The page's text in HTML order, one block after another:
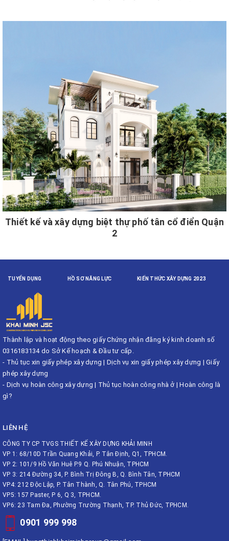
Thiết kế và xây dựng biệt thự phố tân cổ điển Quận
2
TUYỂN DỤNG HỒ SƠ NĂNG LỰC KIẾN THỨC XÂY DỰNG 2023
Thành lập và hoạt động theo giấy Chứng nhận đăng ký kinh doanh số
0316183134 do Sở Kế hoạch & Đầu tư cấp.
- Thủ tục xin giấy phép xây dựng | Dịch vụ xin giấy phép xây dựng | Giấy
phép xây dựng
- Dịch vụ hoàn công xây dựng | Thủ tục hoàn công nhà ở |Hoàn công là
gì?
LIÊN HỆ
CÔNG TY CP TVGS THIẾT KẾ XÂY DỰNG KHẢI MINH
VP 1: 68/10D Trần Quang Khải, P. Tân Định, Q1, TPHCM.
VP 2: 101/9 Hồ Văn Huê P.9 Q. Phú Nhuận, TPHCM
VP 3: 214 Đường 34, P. Bình Trị Đông B, Q. Bình Tân, TPHCM
VP4: 212 Độc Lập, P. Tân Thành, Q. Tân Phú, TPHCM
VP5: 157 Paster, P 6, Q 3, TPHCM.
VP6: 23 Tam Đa, Phường Trường Thạnh, TP. Thủ Đức, TPHCM.
0901 999 998